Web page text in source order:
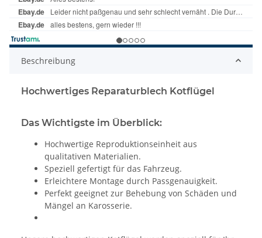
Beschreibung
Hochwertiges Reparaturblech Kotflügel
Das Wichtigste im Überblick:
Hochwertige Reproduktionseinheit aus
qualitativen Materialien.
Speziell gefertigt für das Fahrzeug.
Erleichtere Montage durch Passgenauigkeit.
Perfekt geeignet zur Behebung von Schäden und
Mängel an Karosserie.